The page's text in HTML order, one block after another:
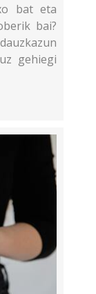
bat eta
bai?
gehiegi